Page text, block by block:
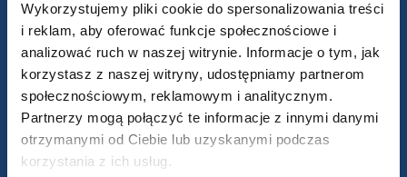
Wykorzystujemy pliki cookie do spersonalizowania treści
i reklam, aby oferować funkcje społecznościowe i
analizować ruch w naszej witrynie. Informacje o tym, jak
korzystasz z naszej witryny, udostępniamy partnerom
społecznościowym, reklamowym i analitycznym.
Partnerzy mogą połączyć te informacje z innymi danymi
otrzymanymi od Ciebie lub uzyskanymi podczas
korzystania z ich usług.
wrzesień 2025
sierpień 2025
lipiec 2025
czerwiec 2025
maj 2025
kwiecień 2025